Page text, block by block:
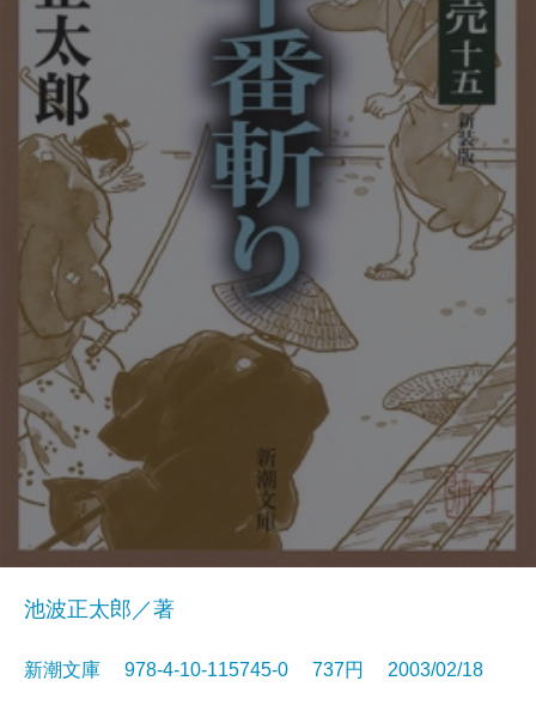
池波正太郎／著
新潮文庫 978-4-10-115745-0 737円 2003/02/18